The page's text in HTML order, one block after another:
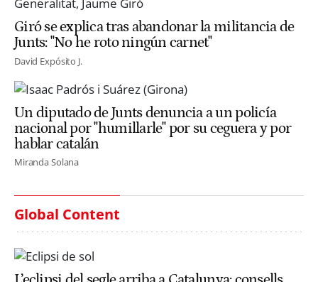
Giró se explica tras abandonar la militancia de
Junts: "No he roto ningún carnet"
David Expósito J.
Un diputado de Junts denuncia a un policía
nacional por "humillarle" por su ceguera y por
hablar catalán
Miranda Solana
Global Content